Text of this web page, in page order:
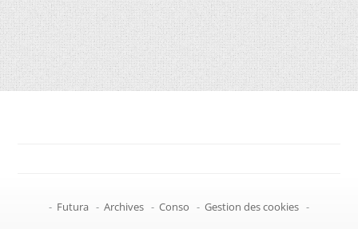
- Futura - Archives - Conso - Gestion des cookies -